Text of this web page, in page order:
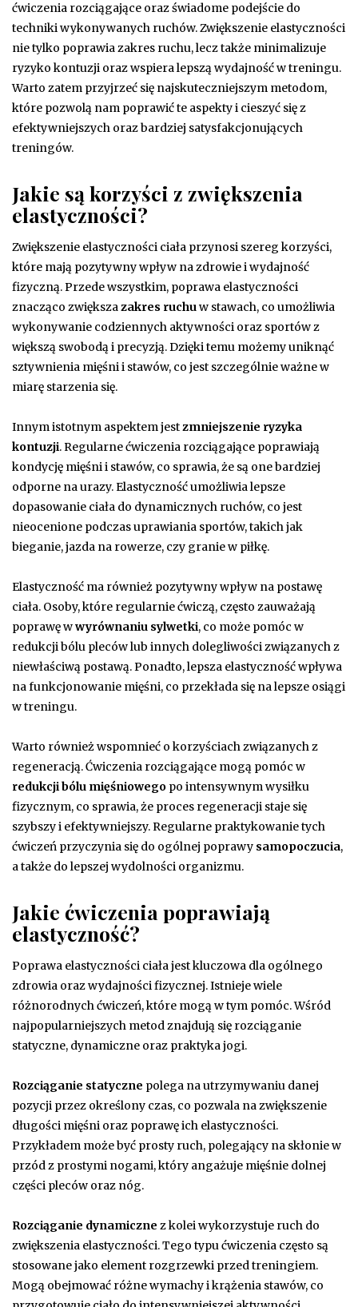
ćwiczenia rozciągające oraz świadome podejście do
techniki wykonywanych ruchów. Zwiększenie elastyczności
nie tylko poprawia zakres ruchu, lecz także minimalizuje
ryzyko kontuzji oraz wspiera lepszą wydajność w treningu.
Warto zatem przyjrzeć się najskuteczniejszym metodom,
które pozwolą nam poprawić te aspekty i cieszyć się z
efektywniejszych oraz bardziej satysfakcjonujących
treningów.
Jakie są korzyści z zwiększenia
elastyczności?
Zwiększenie elastyczności ciała przynosi szereg korzyści,
które mają pozytywny wpływ na zdrowie i wydajność
fizyczną. Przede wszystkim, poprawa elastyczności
znacząco zwiększazakres ruchuw stawach, co umożliwia
wykonywanie codziennych aktywności oraz sportów z
większą swobodą i precyzją. Dzięki temu możemy uniknąć
sztywnienia mięśni i stawów, co jest szczególnie ważne w
miarę starzenia się.
Innym istotnym aspektem jestzmniejszenie ryzyka
kontuzji. Regularne ćwiczenia rozciągające poprawiają
kondycję mięśni i stawów, co sprawia, że są one bardziej
odporne na urazy. Elastyczność umożliwia lepsze
dopasowanie ciała do dynamicznych ruchów, co jest
nieocenione podczas uprawiania sportów, takich jak
bieganie, jazda na rowerze, czy granie w piłkę.
Elastyczność ma również pozytywny wpływ na postawę
ciała. Osoby, które regularnie ćwiczą, często zauważają
poprawę wwyrównaniu sylwetki, co może pomóc w
redukcji bólu pleców lub innych dolegliwości związanych z
niewłaściwą postawą. Ponadto, lepsza elastyczność wpływa
na funkcjonowanie mięśni, co przekłada się na lepsze osiągi
w treningu.
Warto również wspomnieć o korzyściach związanych z
regeneracją. Ćwiczenia rozciągające mogą pomóc w
redukcji bólu mięśniowego po intensywnym wysiłku
fizycznym, co sprawia, że proces regeneracji staje się
szybszy i efektywniejszy. Regularne praktykowanie tych
ćwiczeń przyczynia się do ogólnej poprawy samopoczucia,
a także do lepszej wydolności organizmu.
Jakie ćwiczenia poprawiają
elastyczność?
Poprawa elastyczności ciała jest kluczowa dla ogólnego
zdrowia oraz wydajności fizycznej. Istnieje wiele
różnorodnych ćwiczeń, które mogą w tym pomóc. Wśród
najpopularniejszych metod znajdują się rozciąganie
statyczne, dynamiczne oraz praktyka jogi.
Rozciąganie statyczne polega na utrzymywaniu danej
pozycji przez określony czas, co pozwala na zwiększenie
długości mięśni oraz poprawę ich elastyczności.
Przykładem może być prosty ruch, polegający na skłonie w
przód z prostymi nogami, który angażuje mięśnie dolnej
części pleców oraz nóg.
Rozciąganie dynamiczne z kolei wykorzystuje ruch do
zwiększenia elastyczności. Tego typu ćwiczenia często są
stosowane jako element rozgrzewki przed treningiem.
Mogą obejmować różne wymachy i krążenia stawów, co